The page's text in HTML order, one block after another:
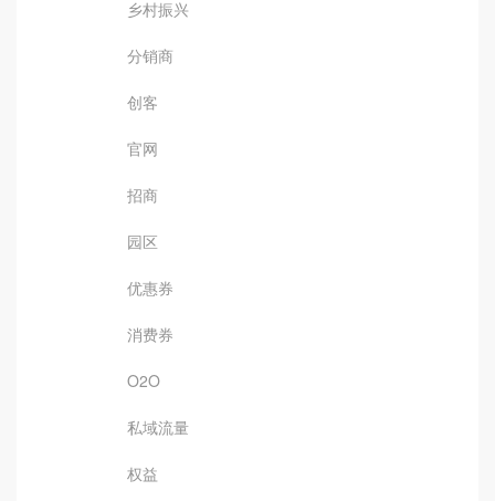
乡村振兴
分销商
创客
官网
招商
园区
优惠券
消费券
O2O
私域流量
权益